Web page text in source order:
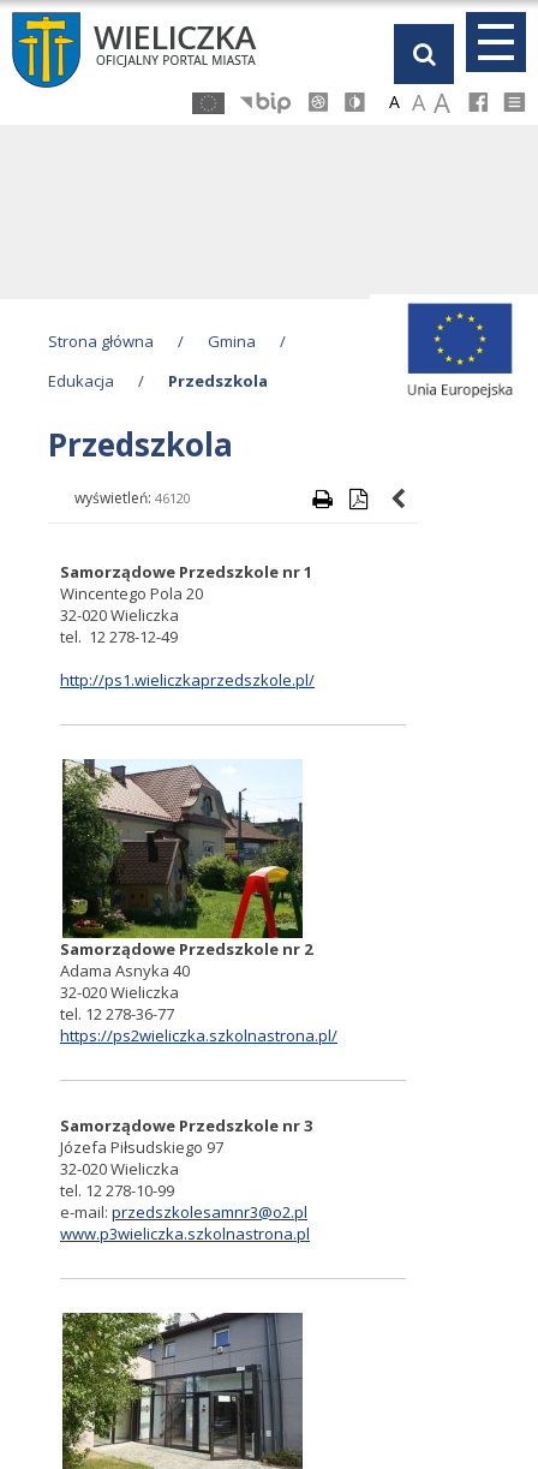
do
treści
do
do
do
A A A
Strona główna / Gmina
/
Edukacja
/ Przedszkola
Przedszkola
wyświetleń: 46120
Samorządowe Przedszkole nr 1
Wincentego Pola 20
32-020 Wieliczka
tel. 12 278-12-49
http://ps1.wieliczkaprzedszkole.pl/
Samorządowe Przedszkole nr 2
Adama Asnyka 40
32-020 Wieliczka
tel. 12 278-36-77
https://ps2wieliczka.szkolnastrona.pl/
Samorządowe Przedszkole nr 3
Józefa Piłsudskiego 97
32-020 Wieliczka
tel. 12 278-10-99
e-mail: przedszkolesamnr3@o2.pl
www.p3wieliczka.szkolnastrona.pl